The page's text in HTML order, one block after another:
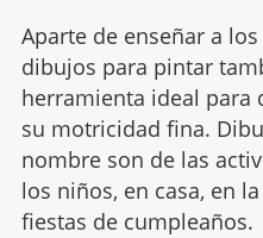
Aparte de enseñar a
dibujos para pintar
herramienta ideal para
su motricidad fina.
nombre son de las
los niños, en casa, en
fiestas de cumpleaños.